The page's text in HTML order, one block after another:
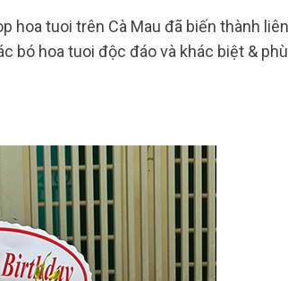
hoa tuoi trên Cà Mau đã biến thành
bó hoa tuoi độc đáo và khác biệt &